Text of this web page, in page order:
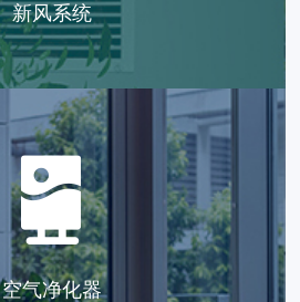
新风系统
空气净化器